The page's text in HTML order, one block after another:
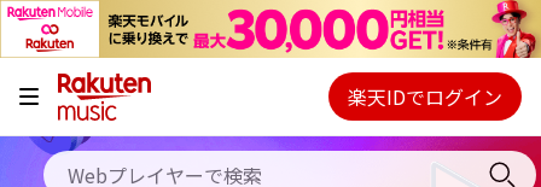
キャンペーン
料金プラン
使い方
Webプレイヤー
ご契約内容の確認・変更
楽天IDでログイン